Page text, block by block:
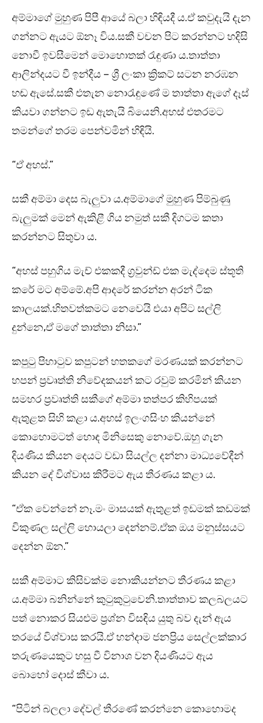
අම්මාගේ මුහුණ පිපී ආයේ බලා හිඳියදී ය.ඒ කවුදැයි දැන
ගන්නට ඇයට ඕනෑ විය.සකී වචන පිට කරන්නට හදිසි
නොවී ඉවසීමෙන් මොහොතක් රැඳුණා ය.තාත්තා
ආලින්දයට වී ඉන්දීය – ශ්‍රී ලංකා ක්‍රිකට් සටන නරඹන
හඬ ඇසේ.සකී එතැන නොරැඳුණේ ම තාත්තා ඇගේ දෑස්
කියවා ගන්නට ඉඩ ඇතැයි බියෙනි.අහස් එතරමට
තමන්ගේ තරම පෙන්වමින් හිඳියි.
“ඒ අහස්.”
සකී අම්මා දෙස බැලුවා ය.අම්මාගේ මුහුණ පිම්බුණු
බැලුමක් මෙන් ඇකිළී ගිය නමුත් සකී දිගටම කතා
කරන්නට සිතුවා ය.
“අහස් පහුගිය මැච් එකකදී ග්‍රවුන්ඩ් එක මැද්දෙම ස්තූති
කරේ මට අම්මේ.අපි ආදරේ කරන්න අරන් ටික
කාලයක්.හිතවත්කමට නෙවෙයි එයා අපිට සල්ලි
දුන්නෙ,ඒ මගේ තාත්තා නිසා.”
කපුටු පිහාටුව කපුටන් හතකගේ මරණයක් කරන්නට
හපන් ප්‍රවෘත්ති නිවේදකයන් කට රවුම් කරමින් කියන
සමහර ප්‍රවෘත්ති සකීගේ අම්මා තත්පර කිහිපයක්
ඇතුළත සිහි කළා ය.අහස් ඉලංගසිංහ කියන්නේ
කොහොමටත් හොඳ මිනිසෙකු නොවේ.ඔහු ගැන
දියණිය කියන දෙයට වඩා සියල්ල දන්නා මාධ්‍යවේදීන්
කියන දේ විශ්වාස කිරීමට ඇය තීරණය කළා ය.
“ඒක වෙන්නේ නෑ.මං මාසයක් ඇතුළත් ඉඩමක් කඩමක්
විකුණල සල්ලි හොයලා දෙන්නම්.ඒක ඔය මනුස්සයට
දෙන්න ඕන.”
සකී අම්මාට කිසිවක්ම නොකියන්නට තීරණය කළා
ය.අම්මා බනින්නේ කුටුකුටුවෙනි.තාත්තාව කලබලයට
පත් නොකර සියළුම ප්‍රශ්න විසඳිය යුතු බව දැන් ඇය
තරයේ විශ්වාස කරයි.ඒ හන්දාම ජනප්‍රිය සෙල්ලක්කාර
තරුණයෙකුට හසු වී විනාශ වන දියණියට ඇය
බොහෝ දොස් කීවා ය.
“පිටින් බලලා දේවල් තීරණේ කරන්නෙ කොහොමද